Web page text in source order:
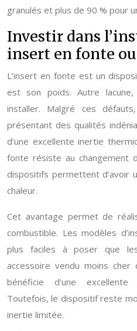
granulés et plus de 90 % pour
Investir dans
insert en fonte ou
L’insert en fonte est un
est son poids. Autre
installer. Malgré ces
présentant des qualités
d’une excellente inertie
fonte résiste au changement
dispositifs permettent d’avoir
chaleur.
Cet avantage permet de
combustible. Les modèles
plus faciles à poser que
accessoire vendu moins
bénéficie d’une
Toutefois, le dispositif reste
inertie limitée.